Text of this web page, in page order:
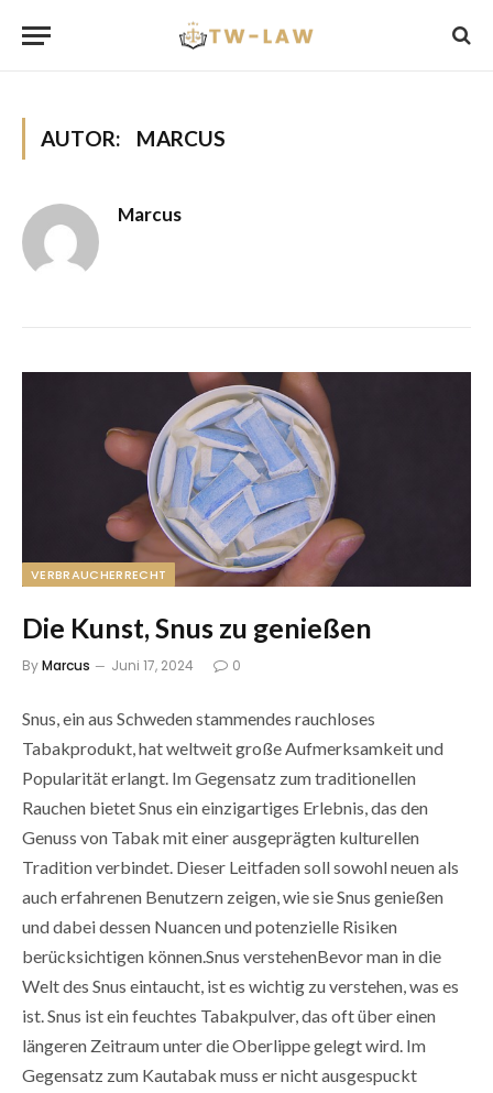
AUTOR: MARCUS
Marcus
VERBRAUCHERRECHT
Die Kunst, Snus zu genießen
ByMarcus Juni 17, 2024 0
Snus, ein aus Schweden stammendes rauchloses
Tabakprodukt, hat weltweit große Aufmerksamkeit und
Popularität erlangt. Im Gegensatz zum traditionellen
Rauchen bietet Snus ein einzigartiges Erlebnis, das den
Genuss von Tabak mit einer ausgeprägten kulturellen
Tradition verbindet. Dieser Leitfaden soll sowohl neuen als
auch erfahrenen Benutzern zeigen, wie sie Snus genießen
und dabei dessen Nuancen und potenzielle Risiken
berücksichtigen können.Snus verstehenBevor man in die
Welt des Snus eintaucht, ist es wichtig zu verstehen, was es
ist. Snus ist ein feuchtes Tabakpulver, das oft über einen
längeren Zeitraum unter die Oberlippe gelegt wird. Im
Gegensatz zum Kautabak muss er nicht ausgespuckt